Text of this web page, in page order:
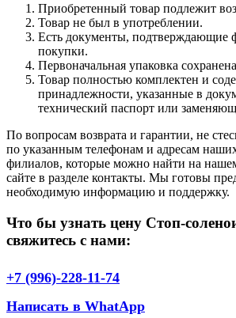
Приобретенный товар подлежит
Товар не был в употреблении.
Есть документы, подтверждающие
покупки.
Первоначальная упаковка
Товар полностью комплектен и
принадлежности, указанные в
технический паспорт или
По вопросам возврата и гарантии, не
по указанным телефонам и адресам
филиалов, которые можно найти на
сайте в разделе контакты. Мы готовы
необходимую информацию и поддержку.
Что бы узнать цену Стоп-
свяжитесь с нами:
+7 (996)-228-11-74
Написать в WhatApp